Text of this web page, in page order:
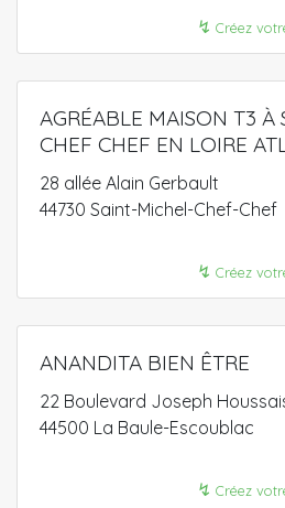
↯ Créez
AGRÉABLE MAISON T3 À
CHEF CHEF EN LOIRE
28 allée Alain Gerbault
44730 Saint-Michel-Chef-Chef
↯ Créez
ANANDITA BIEN ÊTRE
22 Boulevard Joseph
44500 La Baule-Escoublac
↯ Créez